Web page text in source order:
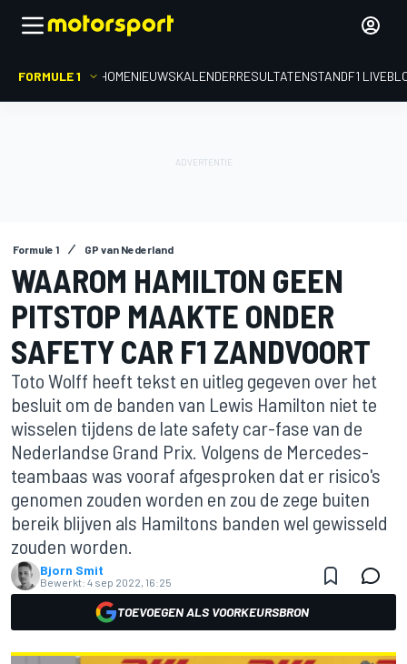
FORMULE 1 HOMENIEUWSKALENDERRESULTATENSTANDF1
Formule 1 GP van Nederland
WAAROM HAMILTON GEEN
PITSTOP MAAKTE ONDER
SAFETY CAR F1 ZANDVOORT
Toto Wolff heeft tekst en uitleg gegeven over het
besluit om de banden van Lewis Hamilton niet te
wisselen tijdens de late safety car-fase van de
Nederlandse Grand Prix. Volgens de Mercedes-
teambaas was vooraf afgesproken dat er risico's
genomen zouden worden en zou de zege buiten
bereik blijven als Hamiltons banden wel gewisseld
zouden worden.
Bjorn Smit
Bewerkt: 4 sep 2022, 16:25
TOEVOEGEN ALS VOORKEURSBRON